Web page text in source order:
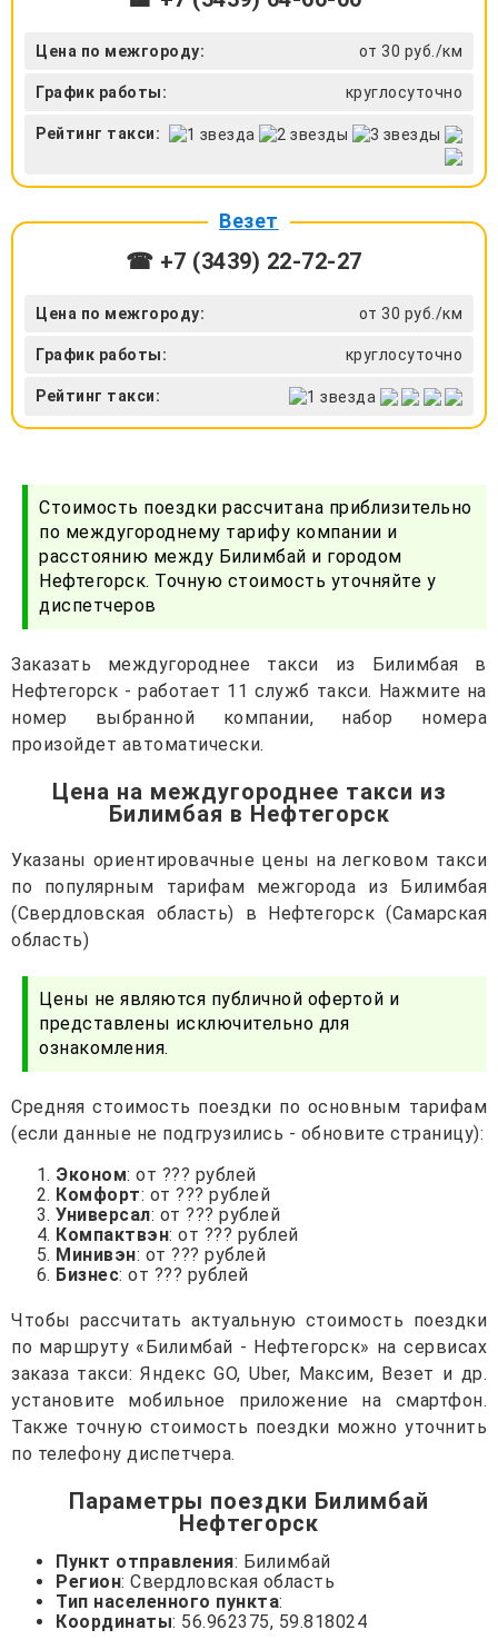
Цена по межгороду: от 30 руб./км
График работы: круглосуточно
Рейтинг такси:
Везет
☎ +7 (3439) 22-72-27
Цена по межгороду: от 30 руб./км
График работы: круглосуточно
Рейтинг такси:
Стоимость поездки рассчитана приблизительно
по междугороднему тарифу компании и
расстоянию между Билимбай и городом
Нефтегорск. Точную стоимость уточняйте у
диспетчеров
Заказать междугороднее такси из Билимбая в
Нефтегорск - работает 11 служб такси. Нажмите на
номер выбранной компании, набор номера
произойдет автоматически.
Цена на междугороднее такси из
Билимбая в Нефтегорск
Указаны ориентировачные цены на легковом такси
по популярным тарифам межгорода из Билимбая
(Свердловская область) в Нефтегорск (Самарская
область)
Цены не являются публичной офертой и
представлены исключительно для
ознакомления.
Средняя стоимость поездки по основным тарифам
(если данные не подгрузились - обновите страницу):
Эконом: от ??? рублей
Комфорт: от ??? рублей
Универсал: от ??? рублей
Компактвэн: от ??? рублей
Минивэн: от ??? рублей
Бизнес: от ??? рублей
Чтобы рассчитать актуальную стоимость поездки
по маршруту «Билимбай - Нефтегорск» на сервисах
заказа такси: Яндекс GO, Uber, Максим, Везет и др.
установите мобильное приложение на смартфон.
Также точную стоимость поездки можно уточнить
по телефону диспетчера.
Параметры поездки Билимбай
Нефтегорск
Пункт отправления: Билимбай
Регион: Свердловская область
Тип населенного пункта:
Координаты: 56.962375, 59.818024